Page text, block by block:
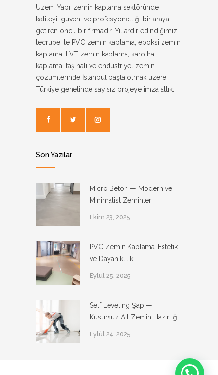
Uzem Yapı, zemin kaplama sektöründe
kaliteyi, güveni ve profesyonelliği bir araya
getiren öncü bir firmadır. Yıllardır edindiğimiz
tecrübe ile PVC zemin kaplama, epoksi zemin
kaplama, LVT zemin kaplama, karo halı
kaplama, taş halı ve endüstriyel zemin
çözümlerinde İstanbul başta olmak üzere
Türkiye genelinde sayısız projeye imza attık.
Son Yazılar
Micro Beton — Modern ve
Minimalist Zeminler
Ekim 23, 2025
PVC Zemin Kaplama-Estetik
ve Dayanıklılık
Eylül 25, 2025
Self Leveling Şap —
Kusursuz Alt Zemin Hazırlığı
Eylül 24, 2025